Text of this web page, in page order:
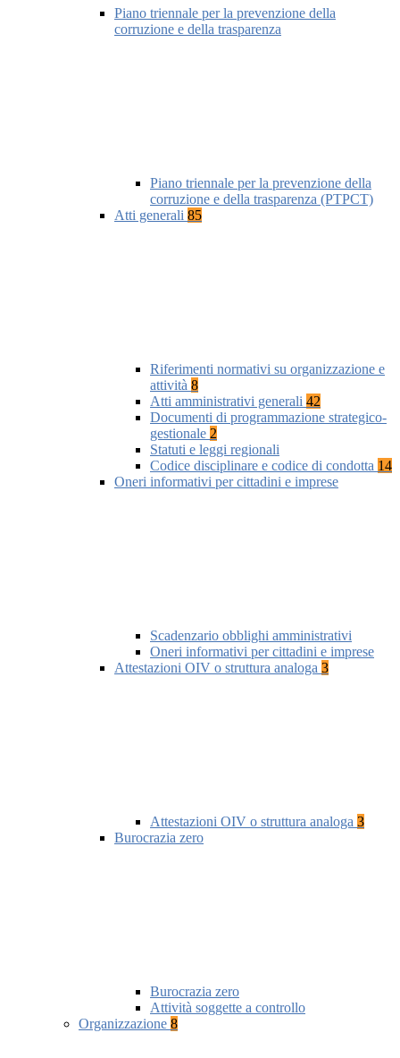
Piano triennale per la prevenzione della
corruzione e della trasparenza
Piano triennale per la prevenzione della
corruzione e della trasparenza (PTPCT)
Atti generali 85
Riferimenti normativi su organizzazione e
attività 8
Atti amministrativi generali 42
Documenti di programmazione strategico-
gestionale 2
Statuti e leggi regionali
Codice disciplinare e codice di condotta 14
Oneri informativi per cittadini e imprese
Scadenzario obblighi amministrativi
Oneri informativi per cittadini e imprese
Attestazioni OIV o struttura analoga 3
Attestazioni OIV o struttura analoga 3
Burocrazia zero
Burocrazia zero
Attività soggette a controllo
Organizzazione 8